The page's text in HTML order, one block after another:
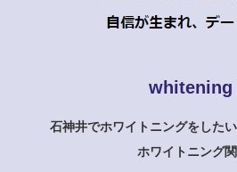
whitening
石神井でホワイトニングをした
ホワイトニング